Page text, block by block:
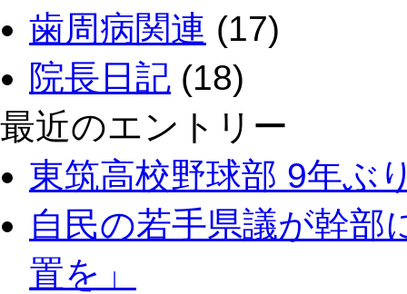
歯周病関連 (17)
院長日記 (18)
最近のエントリー
東筑高校野球部 9年ぶ
自民の若手県議が幹部
置を」